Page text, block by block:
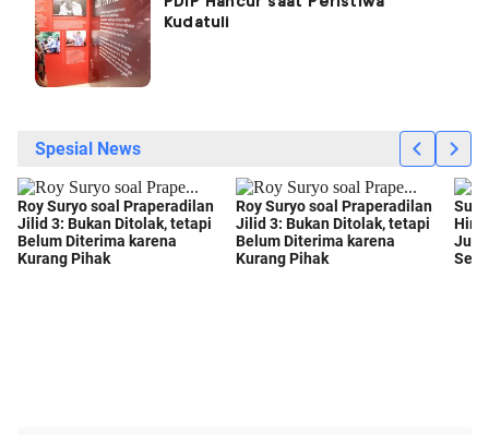
Kudatuli